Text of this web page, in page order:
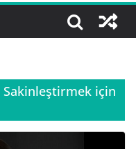
Sakinleştirmek için